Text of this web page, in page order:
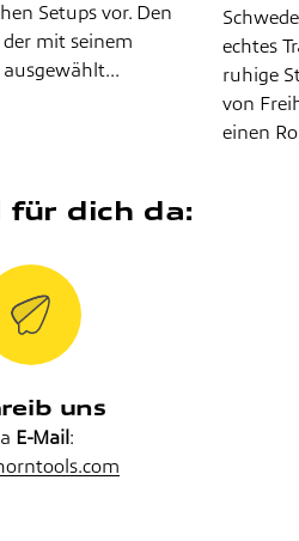
Setups vor. Den
mit seinem
echtes
ruhige
von
einen
für dich da:
uns
E-Mail :